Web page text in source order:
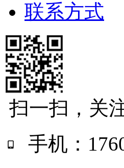
联系方式
扫一扫，关
手机：